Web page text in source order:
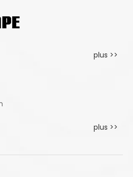
plus >>
plus >>